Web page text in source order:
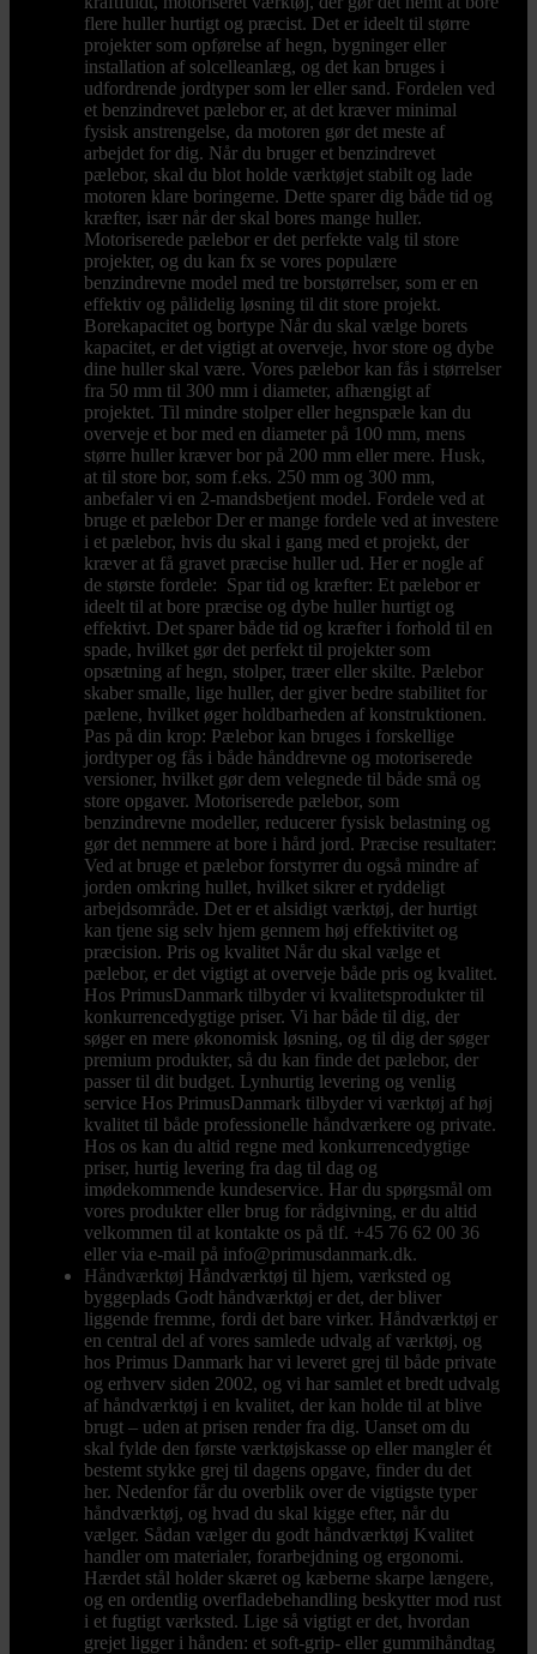
flere huller hurtigt og præcist. Det er ideelt til større
projekter som opførelse af hegn, bygninger eller
installation af solcelleanlæg, og det kan bruges i
udfordrende jordtyper som ler eller sand. Fordelen ved
et benzindrevet pælebor er, at det kræver minimal
fysisk anstrengelse, da motoren gør det meste af
arbejdet for dig. Når du bruger et benzindrevet
pælebor, skal du blot holde værktøjet stabilt og lade
motoren klare boringerne. Dette sparer dig både tid og
kræfter, især når der skal bores mange huller.
Motoriserede pælebor er det perfekte valg til store
projekter, og du kan fx se vores populære
benzindrevne model med tre borstørrelser, som er en
effektiv og pålidelig løsning til dit store projekt.
Borekapacitet og bortype Når du skal vælge borets
kapacitet, er det vigtigt at overveje, hvor store og dybe
dine huller skal være. Vores pælebor kan fås i størrelser
fra 50 mm til 300 mm i diameter, afhængigt af
projektet. Til mindre stolper eller hegnspæle kan du
overveje et bor med en diameter på 100 mm, mens
større huller kræver bor på 200 mm eller mere. Husk,
at til store bor, som f.eks. 250 mm og 300 mm,
anbefaler vi en 2-mandsbetjent model. Fordele ved at
bruge et pælebor Der er mange fordele ved at investere
i et pælebor, hvis du skal i gang med et projekt, der
kræver at få gravet præcise huller ud. Her er nogle af
de største fordele: Spar tid og kræfter: Et pælebor er
ideelt til at bore præcise og dybe huller hurtigt og
effektivt. Det sparer både tid og kræfter i forhold til en
spade, hvilket gør det perfekt til projekter som
opsætning af hegn, stolper, træer eller skilte. Pælebor
skaber smalle, lige huller, der giver bedre stabilitet for
pælene, hvilket øger holdbarheden af konstruktionen.
Pas på din krop: Pælebor kan bruges i forskellige
jordtyper og fås i både hånddrevne og motoriserede
versioner, hvilket gør dem velegnede til både små og
store opgaver. Motoriserede pælebor, som
benzindrevne modeller, reducerer fysisk belastning og
gør det nemmere at bore i hård jord. Præcise resultater:
Ved at bruge et pælebor forstyrrer du også mindre af
jorden omkring hullet, hvilket sikrer et ryddeligt
arbejdsområde. Det er et alsidigt værktøj, der hurtigt
kan tjene sig selv hjem gennem høj effektivitet og
præcision. Pris og kvalitet Når du skal vælge et
pælebor, er det vigtigt at overveje både pris og kvalitet.
Hos PrimusDanmark tilbyder vi kvalitetsprodukter til
konkurrencedygtige priser. Vi har både til dig, der
søger en mere økonomisk løsning, og til dig der søger
premium produkter, så du kan finde det pælebor, der
passer til dit budget. Lynhurtig levering og venlig
service Hos PrimusDanmark tilbyder vi værktøj af høj
kvalitet til både professionelle håndværkere og private.
Hos os kan du altid regne med konkurrencedygtige
priser, hurtig levering fra dag til dag og
imødekommende kundeservice. Har du spørgsmål om
vores produkter eller brug for rådgivning, er du altid
velkommen til at kontakte os på tlf. +45 76 62 00 36
eller via e-mail på info@primusdanmark.dk.
Håndværktøj Håndværktøj til hjem, værksted og
byggeplads Godt håndværktøj er det, der bliver
liggende fremme, fordi det bare virker. Håndværktøj er
en central del af vores samlede udvalg af værktøj, og
hos Primus Danmark har vi leveret grej til både private
og erhverv siden 2002, og vi har samlet et bredt udvalg
af håndværktøj i en kvalitet, der kan holde til at blive
brugt – uden at prisen render fra dig. Uanset om du
skal fylde den første værktøjskasse op eller mangler ét
bestemt stykke grej til dagens opgave, finder du det
her. Nedenfor får du overblik over de vigtigste typer
håndværktøj, og hvad du skal kigge efter, når du
vælger. Sådan vælger du godt håndværktøj Kvalitet
handler om materialer, forarbejdning og ergonomi.
Hærdet stål holder skæret og kæberne skarpe længere,
og en ordentlig overfladebehandling beskytter mod rust
i et fugtigt værksted. Lige så vigtigt er det, hvordan
grejet ligger i hånden: et soft-grip- eller gummihåndtag